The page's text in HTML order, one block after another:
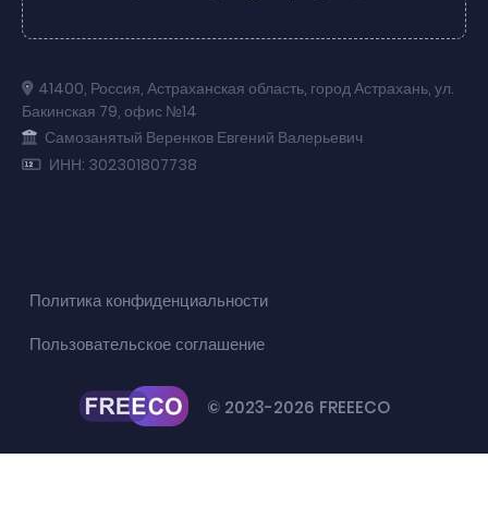
41400, Россия, Астраханская область, город Астрахань, ул.
Бакинская 79, офис №14
Самозанятый Веренков Евгений Валерьевич
ИНН: 302301807738
© 2023-2026 FREEECO
Политика конфиденциальности
Пользовательское соглашение